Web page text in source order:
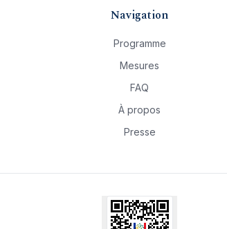
Navigation
Programme
Mesures
FAQ
À propos
Presse